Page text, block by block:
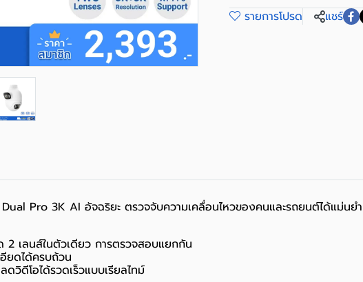
รายการโปรด
แชร์
Pro 3K AI อัจฉริยะ ตรวจจับความเคลื่อนไหวของคนและรถยนต์ได้แม่นย
เลนส์ในตัวเดียว การตรวจสอบแยกกัน
ยดได้ครบถ้วน
ดีโอได้รวดเร็วแบบเรียลไทม์